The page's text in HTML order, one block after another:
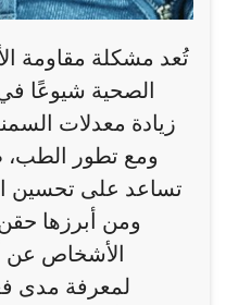
تُعد مشكلة مقاومة
الصحية شيوعًا
زيادة معدلات
ومع تطور الطب،
تساعد على تحسين
ومن أبرزها
الأشخاص عن
لمعرفة مدى